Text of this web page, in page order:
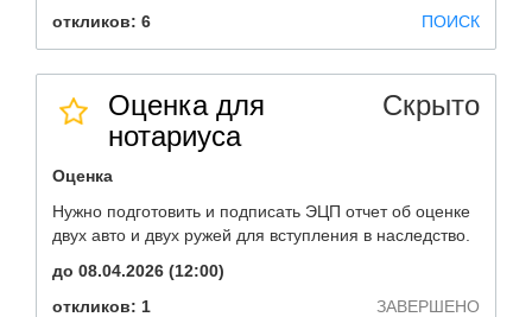
откликов: 6 ПОИСК
Оценка для
нотариуса
Скрыто
Оценка
Нужно подготовить и подписать ЭЦП отчет об оценке
двух авто и двух ружей для вступления в наследство.
до 08.04.2026 (12:00)
откликов: 1
ЗАВЕРШЕНО